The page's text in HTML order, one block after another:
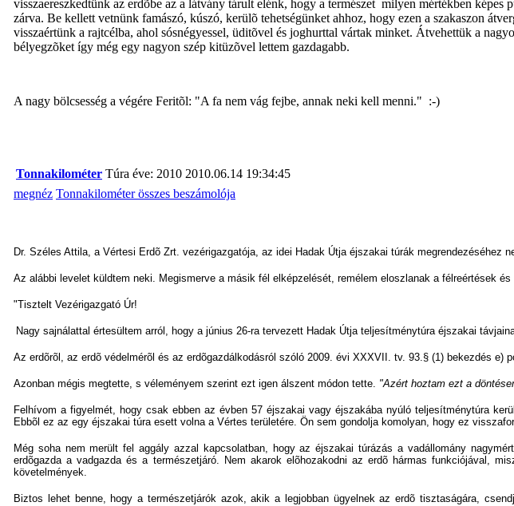
visszaereszkedtünk az erdõbe az a látvány tárult elénk, hogy a természet milyen mértékben
zárva. Be kellett vetnünk famászó, kúszó, kerülõ tehetségünket ahhoz, hogy ezen a szakaszon
visszaértünk a rajtcélba, ahol sósnégyessel, üditõvel és joghurttal vártak minket. Átvehettük a
bélyegzõket így még egy nagyon szép kitüzõvel lettem gazdagabb.
A nagy bölcsesség a végére Feritõl: "A fa nem vág fejbe, annak neki kell menni." :-)
Tonnakilométer Túra éve: 2010 2010.06.14 19:34:45
megnéz Tonnakilométer összes beszámolója
Dr. Széles Attila, a Vértesi Erdõ Zrt. vezérigazgatója, az idei Hadak Útja éjszakai túrák megrendezéséhez
Az alábbi levelet küldtem neki. Megismerve a másik fél elképzelését, remélem eloszlanak a félreértések és
"Tisztelt Vezérigazgató Úr!
Nagy sajnálattal értesültem arról, hogy a június 26-ra tervezett Hadak Útja teljesítménytúra éjszakai
Az erdõrõl, az erdõ védelmérõl és az erdõgazdálkodásról szóló 2009. évi XXXVII. tv. 93.§ (1) bekezdés e)
Azonban mégis megtette, s véleményem szerint ezt igen álszent módon tette. "Azért hoztam ezt a
Felhívom a figyelmét, hogy csak ebben az évben 57 éjszakai vagy éjszakába nyúló teljesítménytúra
Ebbõl ez az egy éjszakai túra esett volna a Vértes területére. Ön sem gondolja komolyan, hogy ez
Még soha nem merült fel aggály azzal kapcsolatban, hogy az éjszakai túrázás a vadállomány
erdõgazda a vadgazda és a természetjáró. Nem akarok elõhozakodni az erdõ hármas funkciójával,
követelmények.
Biztos lehet benne, hogy a természetjárók azok, akik a legjobban ügyelnek az erdõ tisztaságára,